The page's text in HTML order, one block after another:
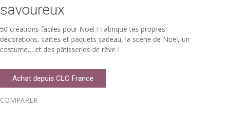
savoureux
50 créations faciles pour Noël ! Fabrique tes propres
décorations, cartes et paquets cadeau, la scène de Noël, un
costume… et des pâtisseries de rêve !
Achat depuis CLC France
COMPARER